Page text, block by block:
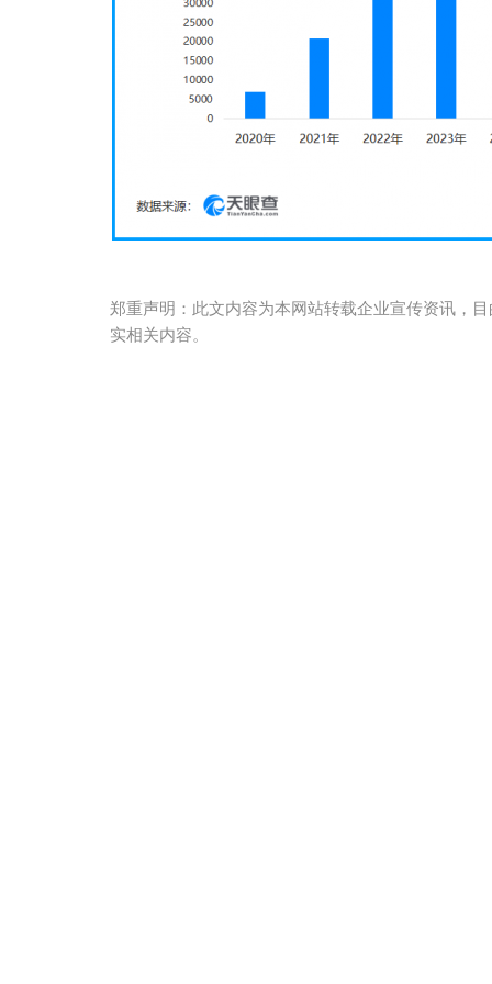
郑重声明：此文内容为本网站转载企业宣传资讯，
实相关内容。